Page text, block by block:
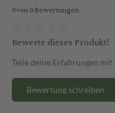
0 von 0 Bewertungen
Bewerte dieses Produkt!
Teile deine Erfahrungen mit
Bewertung schreiben